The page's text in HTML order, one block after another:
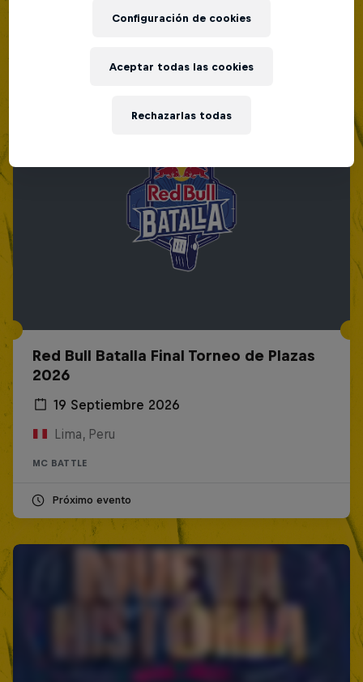
Red Bull Batalla Final Torneo de Plazas
2026
19 Septiembre 2026
Lima, Peru
MC BATTLE
Próximo evento
Configuración de cookies
Rechazarlas todas
Aceptar todas las cookies